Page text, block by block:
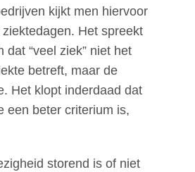
kijkt men hiervoor
Het spreekt
dat “veel ziek” niet het
betreft, maar de
Het klopt inderdaad dat
een beter criterium is,
storend is of niet